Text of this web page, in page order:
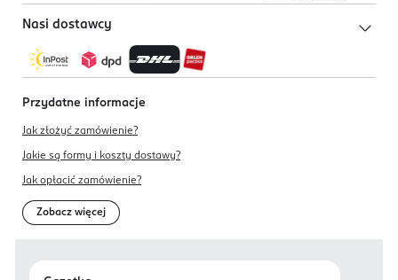
Nasi dostawcy
Przydatne informacje
Jak złożyć zamówienie?
Jakie są formy i koszty dostawy?
Jak opłacić zamówienie?
Zobacz więcej